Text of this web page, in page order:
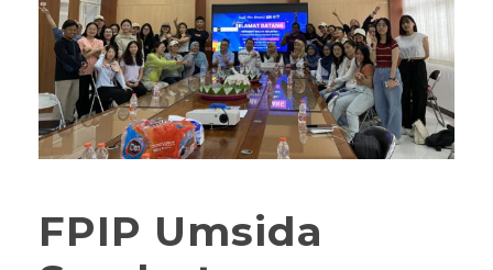
FPIP Umsida